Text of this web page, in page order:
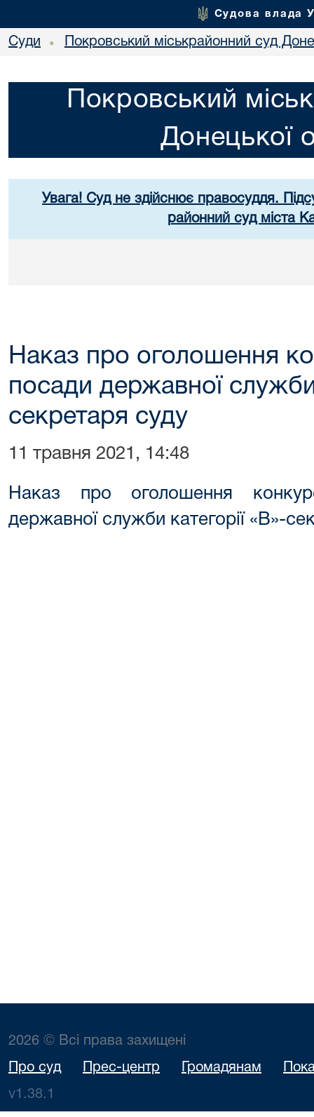
Судова влада
Суди • Покровський міськрайонний суд
Покровський
Донецької
Увага! Суд не здійснює правосуддя.
районний суд міста
Наказ про оголошення
посади державної служби
секретаря суду
11 травня 2021, 14:48
Наказ про оголошення
державної служби категорії «В»-
2026 © Всі права захищені
Про суд Прес-центр Громадянам
v1.38.1